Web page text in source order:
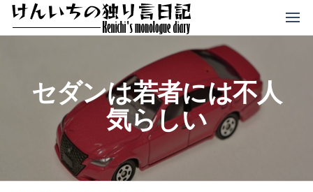
セダンは若者には不人
気らしい